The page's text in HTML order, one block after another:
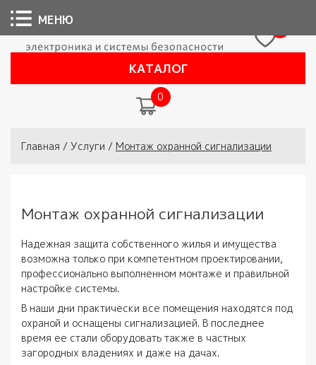
КАТАЛОГ
0
Вы здесь
Главная / Услуги / Монтаж охранной сигнализации
Монтаж охранной сигнализации
Надежная защита собственного жилья и имущества
возможна только при компетентном проектировании,
профессионально выполненном монтаже и правильной
настройке системы.
В наши дни практически все помещения находятся под
охраной и оснащены сигнализацией. В последнее
время ее стали оборудовать также в частных
загородных владениях и даже на дачах.
МЕНЮ